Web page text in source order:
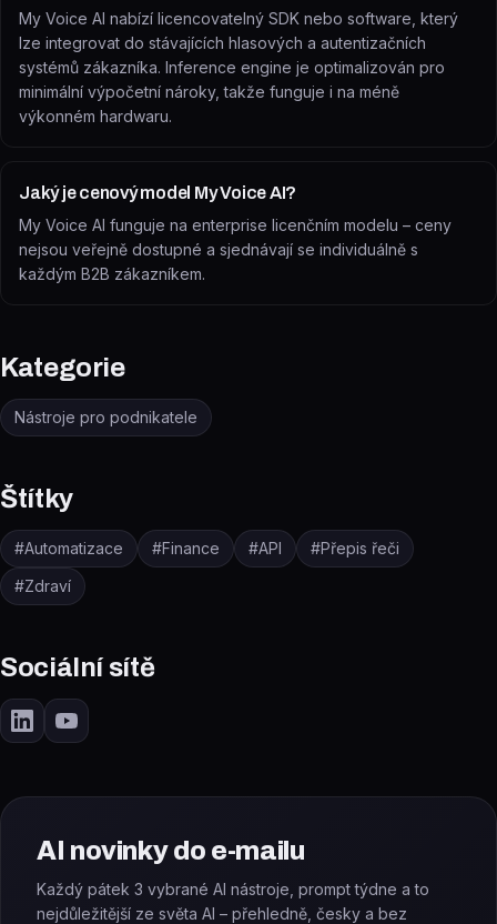
My Voice AI nabízí licencovatelný SDK nebo software, který
lze integrovat do stávajících hlasových a autentizačních
systémů zákazníka. Inference engine je optimalizován pro
minimální výpočetní nároky, takže funguje i na méně
výkonném hardwaru.
Jaký je cenový model My Voice AI?
My Voice AI funguje na enterprise licenčním modelu – ceny
nejsou veřejně dostupné a sjednávají se individuálně s
každým B2B zákazníkem.
Kategorie
Nástroje pro podnikatele
Štítky
#Automatizace #Finance #API #Přepis řeči
#Zdraví
Sociální sítě
AI novinky do e-mailu
Každý pátek 3 vybrané AI nástroje, prompt týdne a to
nejdůležitější ze světa AI – přehledně, česky a bez